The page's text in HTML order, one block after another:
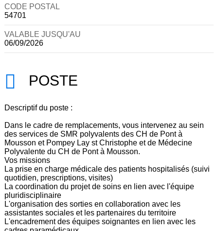
CODE POSTAL
54701
VALABLE JUSQU'AU
06/09/2026
POSTE
Descriptif du poste :
Dans le cadre de remplacements, vous intervenez au sein
des services de SMR polyvalents des CH de Pont à
Mousson et Pompey Lay st Christophe et de Médecine
Polyvalente du CH de Pont à Mousson.
Vos missions
La prise en charge médicale des patients hospitalisés (suivi
quotidien, prescriptions, visites)
La coordination du projet de soins en lien avec l'équipe
pluridisciplinaire
L'organisation des sorties en collaboration avec les
assistantes sociales et les partenaires du territoire
L'encadrement des équipes soignantes en lien avec les